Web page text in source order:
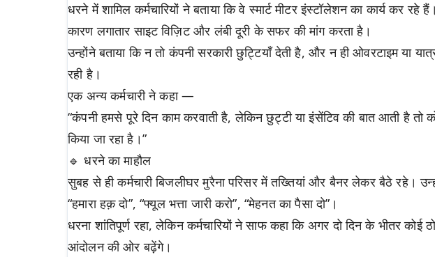
धरने में शामिल कर्मचारियों ने बताया कि वे स्मार्ट मीटर इंस्टॉलेशन का कार्य कर
कारण लगातार साइट विज़िट और लंबी दूरी के सफर की मांग करता है।
उन्होंने बताया कि न तो कंपनी सरकारी छुट्टियाँ देती है, और न ही ओवरटाइम या
रही है।
एक अन्य कर्मचारी ने कहा —
“कंपनी हमसे पूरे दिन काम करवाती है, लेकिन छुट्टी या इंसेंटिव की बात आती है तो
किया जा रहा है।”
🔹 धरने का माहौल
सुबह से ही कर्मचारी बिजलीघर मुरैना परिसर में तख्तियां और बैनर लेकर बैठे रहे।
“हमारा हक़ दो”, “फ्यूल भत्ता जारी करो”, “मेहनत का पैसा दो”।
धरना शांतिपूर्ण रहा, लेकिन कर्मचारियों ने साफ कहा कि अगर दो दिन के भीतर
आंदोलन की ओर बढ़ेंगे।